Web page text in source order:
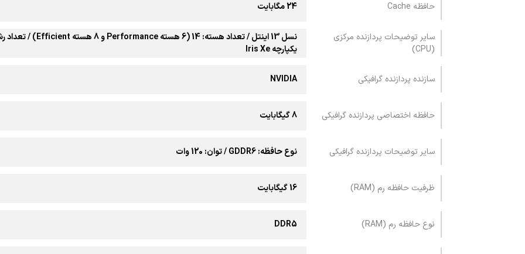
حافظه Cache 24 مگابایت
سایر توضیحات پردازنده مرکزی
(CPU)
یکپارچه Iris Xe
سازنده پردازنده گرافیکی NVIDIA
حافظه اختصاصی پردازنده گرافیکی 8 گیگابایت
سایر توضیحات پردازنده گرافیکی نوع حافظه: GDDR6 / توان: 120 وات
ظرفیت حافظه رم (RAM) 16 گیگابایت
نوع حافظه رم (RAM) DDR5